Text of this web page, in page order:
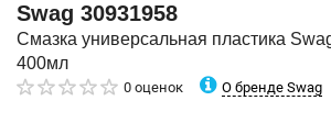
Swag 30931958
Смазка универсальная пластика
400мл
0 оценок О бренде Swag